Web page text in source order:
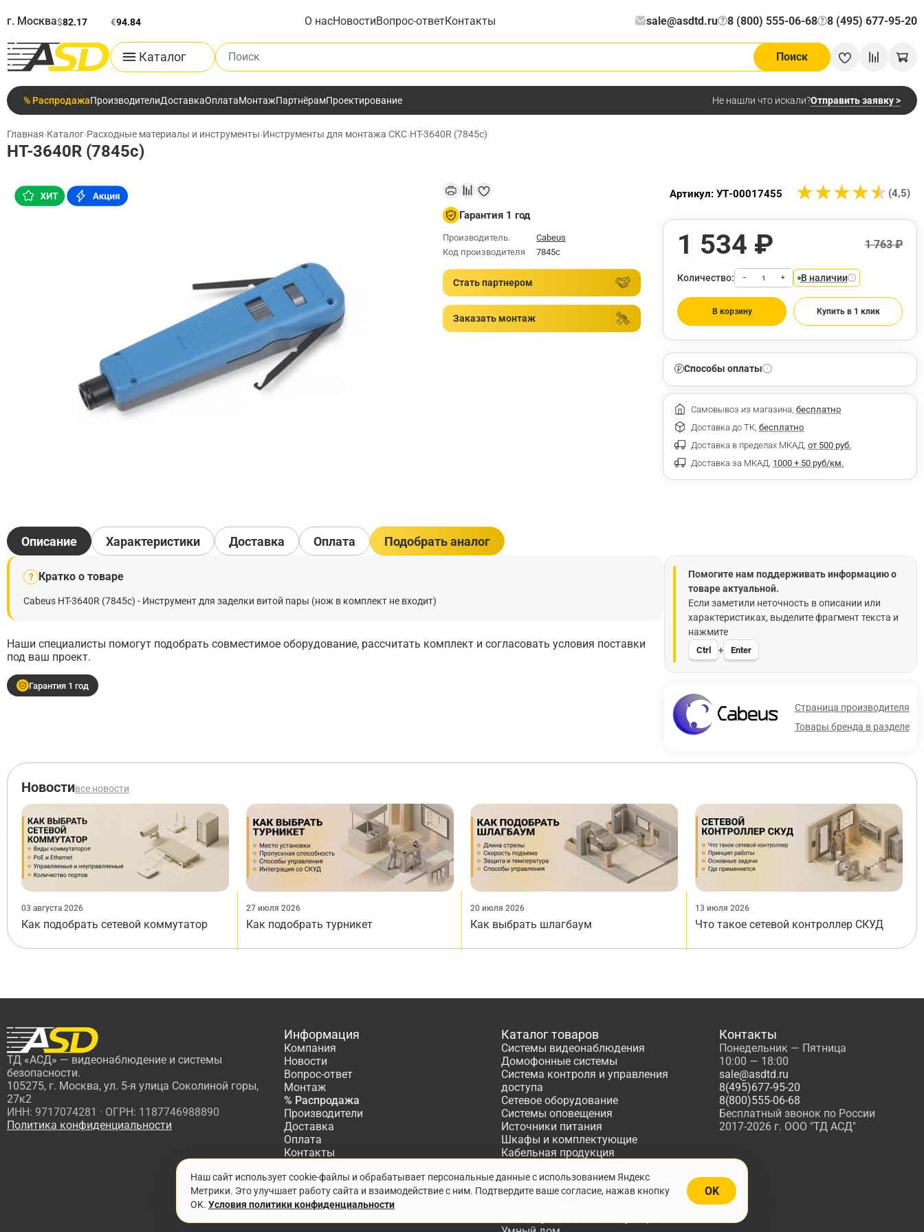
г. Москва$82.17 €94.84 О насНовостиВопрос-ответКонтакты sale@asdtd.ru 8 (800) 555-06-68
? 8 (495) 677-95-20
?
Каталог
Поиск по каталогу
Поиск
% РаспродажаПроизводителиДоставкаОплатаМонтажПартнёрамПроектирование Не нашли что искали?Отправить заявку >
Главная›Каталог›Расходные материалы и инструменты›Инструменты для монтажа СКС›HT-3640R (7845c)
HT-3640R (7845c)
Гарантия 1 год
Производитель.
Cabeus
Код производителя
7845c
Стать партнером
Заказать монтаж
★★★★★
★★★★★ (4,5)
Артикул: УТ-00017455
1 534 ₽ 1 763 ₽
Количество: − + В наличии
В корзину Купить в 1 клик
Способы оплаты
Самовывоз из магазина, бесплатно
Доставка до ТК, бесплатно
Доставка в пределах МКАД, от 500 руб.
Доставка за МКАД, 1000 + 50 руб/км.
Описание
? Кратко о товаре
Cabeus HT-3640R (7845c) - Инструмент для заделки витой пары (нож в комплект не входит)
Наши специалисты помогут подобрать совместимое оборудование, рассчитать комплект и согласовать условия поставки
под ваш проект.
Гарантия 1 год
Помогите нам поддерживать информацию о
товаре актуальной.
Если заметили неточность в описании или
характеристиках, выделите фрагмент текста и
нажмите
Ctrl + Enter
Страница производителя
Товары бренда в разделе
Характеристики Доставка Оплата Подобрать аналог
Новостивсе новости
03 августа 2026
Как подобрать сетевой коммутатор
27 июля 2026
Как подобрать турникет
20 июля 2026
Как выбрать шлагбаум
13 июля 2026
Что такое сетевой контроллер СКУД
ТД «АСД» — видеонаблюдение и системы
безопасности.
105275, г. Москва, ул. 5-я улица Соколиной горы,
27к2
ИНН: 9717074281 · ОГРН: 1187746988890
Политика конфиденциальности
Информация
Компания
Новости
Вопрос-ответ
Монтаж
% Распродажа
Производители
Доставка
Оплата
Контакты
Проектирование
Каталог товаров
Системы видеонаблюдения
Домофонные системы
Система контроля и управления
доступа
Сетевое оборудование
Системы оповещения
Источники питания
Шкафы и комплектующие
Кабельная продукция
Расходные материалы, Инструменты
Системы охранно-пожарной
Контакты
Понедельник — Пятница
10:00 — 18:00
sale@asdtd.ru
8(495)677-95-20
8(800)555-06-68
Бесплатный звонок по России
2017-2026 г. ООО "ТД АСД"
Наш сайт использует cookie-файлы и обрабатывает персональные данные с использованием Яндекс
Метрики. Это улучшает работу сайта и взаимодействие с ним. Подтвердите ваше согласие, нажав кнопку
OK. Условия политики конфиденциальности
OK